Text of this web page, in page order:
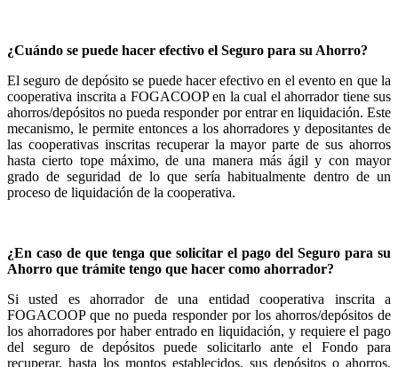
¿Cuándo se puede hacer efectivo el Seguro para su Ahorro?
El seguro de depósito se puede hacer efectivo en el evento en que la
cooperativa inscrita a FOGACOOP en la cual el ahorrador tiene sus
ahorros/depósitos no pueda responder por entrar en liquidación. Este
mecanismo, le permite entonces a los ahorradores y depositantes de
las cooperativas inscritas recuperar la mayor parte de sus ahorros
hasta cierto tope máximo, de una manera más ágil y con mayor
grado de seguridad de lo que sería habitualmente dentro de un
proceso de liquidación de la cooperativa.
¿En caso de que tenga que solicitar el pago del Seguro para su
Ahorro que trámite tengo que hacer como ahorrador?
Si usted es ahorrador de una entidad cooperativa inscrita a
FOGACOOP que no pueda responder por los ahorros/depósitos de
los ahorradores por haber entrado en liquidación, y requiere el pago
del seguro de depósitos puede solicitarlo ante el Fondo para
recuperar, hasta los montos establecidos, sus depósitos o ahorros.